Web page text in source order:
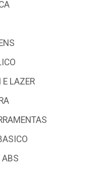
LAZER
ABS